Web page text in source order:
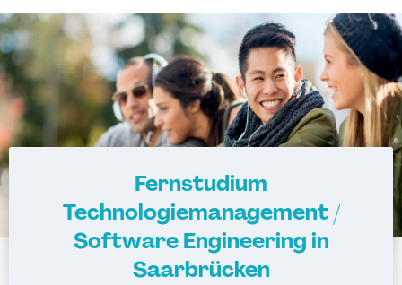
Fernstudium
Technologiemanagement /
Software Engineering in
Saarbrücken